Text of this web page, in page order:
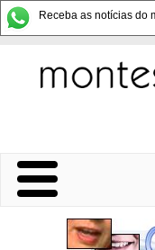
Receba as notícias do